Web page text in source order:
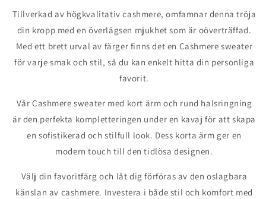
Tillverkad av högkvalitativ cashmere, omfamnar denna tröja
din kropp med en överlägsen mjukhet som är oöverträffad.
Med ett brett urval av färger finns det en Cashmere sweater
för varje smak och stil, så du kan enkelt hitta din personliga
favorit.
Vår Cashmere sweater med kort ärm och rund halsringning
är den perfekta kompletteringen under en kavaj för att skapa
en sofistikerad och stilfull look. Dess korta ärm ger en
modern touch till den tidlösa designen.
Välj din favoritfärg och låt dig förföras av den oslagbara
känslan av cashmere. Investera i både stil och komfort med